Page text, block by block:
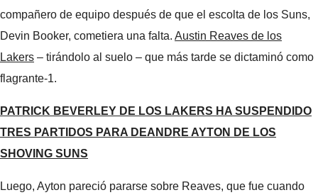
compañero de equipo después de que el escolta de los Suns,
Devin Booker, cometiera una falta. Austin Reaves de los
Lakers – tirándolo al suelo – que más tarde se dictaminó como
flagrante-1.
PATRICK BEVERLEY DE LOS LAKERS HA SUSPENDIDO
TRES PARTIDOS PARA DEANDRE AYTON DE LOS
SHOVING SUNS
Luego, Ayton pareció pararse sobre Reaves, que fue cuando